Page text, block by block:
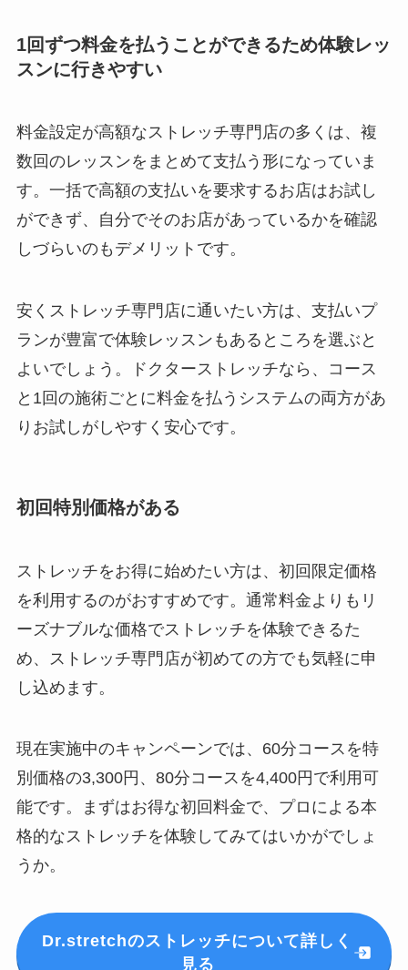
1回ずつ料金を払うことができるため体験レッ
スンに行きやすい
料金設定が高額なストレッチ専門店の多くは、複
数回のレッスンをまとめて支払う形になっていま
す。一括で高額の支払いを要求するお店はお試し
ができず、自分でそのお店があっているかを確認
しづらいのもデメリットです。
安くストレッチ専門店に通いたい方は、支払いプ
ランが豊富で体験レッスンもあるところを選ぶと
よいでしょう。ドクターストレッチなら、コース
と1回の施術ごとに料金を払うシステムの両方があ
りお試しがしやすく安心です。
初回特別価格がある
ストレッチをお得に始めたい方は、初回限定価格
を利用するのがおすすめです。通常料金よりもリ
ーズナブルな価格でストレッチを体験できるた
め、ストレッチ専門店が初めての方でも気軽に申
し込めます。
現在実施中のキャンペーンでは、60分コースを特
別価格の3,300円、80分コースを4,400円で利用可
能です。まずはお得な初回料金で、プロによる本
格的なストレッチを体験してみてはいかがでしょ
うか。
Dr.stretchのストレッチについて詳しく
見る